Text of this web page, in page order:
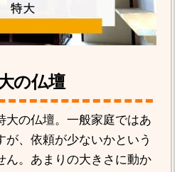
の仏壇
大の仏壇。一般家庭ではあ
が、依頼が少ないかという
ん。あまりの大きさに動か